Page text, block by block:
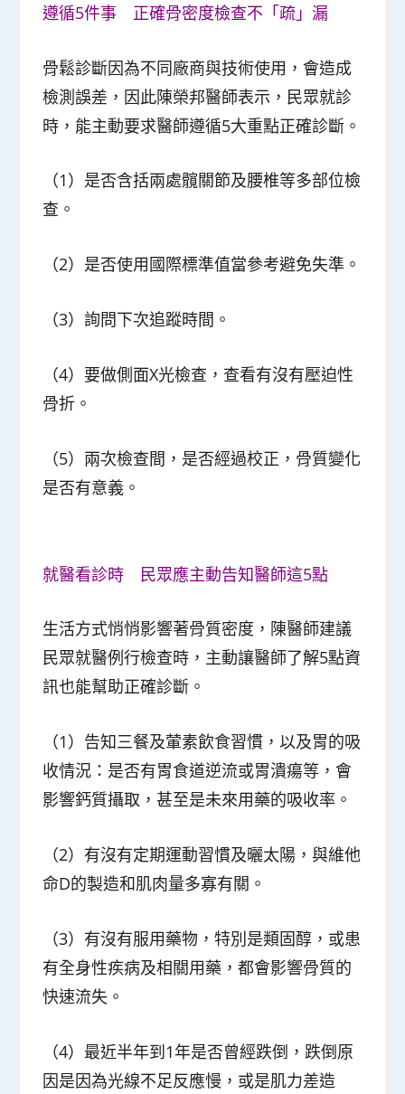
遵循5件事 正確骨密度檢查不「疏」漏
骨鬆診斷因為不同廠商與技術使用，會造成
檢測誤差，因此陳榮邦醫師表示，民眾就診
時，能主動要求醫師遵循5大重點正確診斷。
（1）是否含括兩處髖關節及腰椎等多部位檢
查。
（2）是否使用國際標準值當參考避免失準。
（3）詢問下次追蹤時間。
（4）要做側面X光檢查，查看有沒有壓迫性
骨折。
（5）兩次檢查間，是否經過校正，骨質變化
是否有意義。
就醫看診時 民眾應主動告知醫師這5點
生活方式悄悄影響著骨質密度，陳醫師建議
民眾就醫例行檢查時，主動讓醫師了解5點資
訊也能幫助正確診斷。
（1）告知三餐及葷素飲食習慣，以及胃的吸
收情況：是否有胃食道逆流或胃潰瘍等，會
影響鈣質攝取，甚至是未來用藥的吸收率。
（2）有沒有定期運動習慣及曬太陽，與維他
命D的製造和肌肉量多寡有關。
（3）有沒有服用藥物，特別是類固醇，或患
有全身性疾病及相關用藥，都會影響骨質的
快速流失。
（4）最近半年到1年是否曾經跌倒，跌倒原
因是因為光線不足反應慢，或是肌力差造